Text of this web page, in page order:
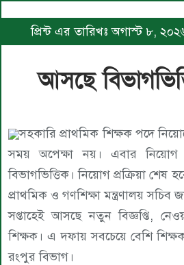
প্রিন্ট এর তারিখঃ অগাস্ট ৮,
আসছে
সহকারি প্রাথমিক শিক্ষক পদে
সময় অপেক্ষা নয়। এবার নিয়োগ
বিভাগভিত্তিক। নিয়োগ প্রক্রিয়া শেষ
প্রাথমিক ও গণশিক্ষা মন্ত্রণালয় সচিব
সপ্তাহেই আসছে নতুন বিজ্ঞপ্তি,
শিক্ষক। এ দফায় সবচেয়ে বেশি
রংপুর বিভাগ।